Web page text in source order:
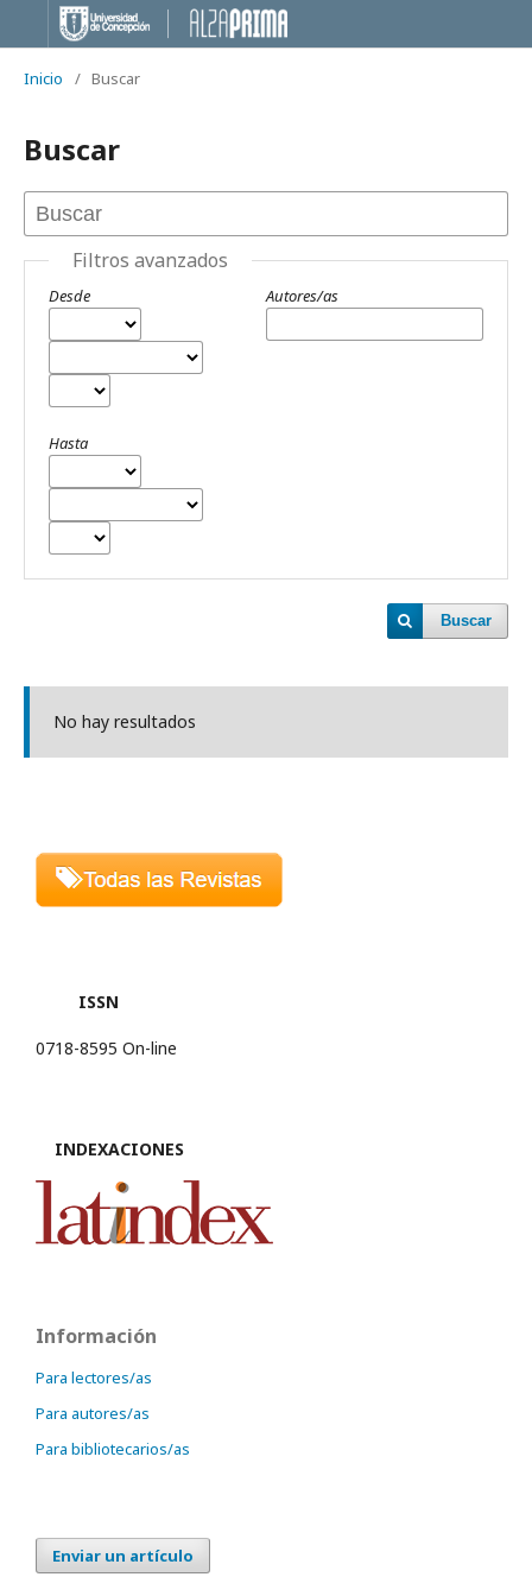
Inicio / Buscar
Buscar
Filtros avanzados
Desde
Hasta
Autores/as
Buscar
No hay resultados
ISSN
0718-8595 On-line
INDEXACIONES
Información
Para lectores/as
Para autores/as
Para bibliotecarios/as
Enviar un artículo